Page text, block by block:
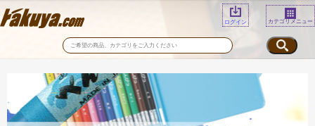
ログイン カテゴリメニュー